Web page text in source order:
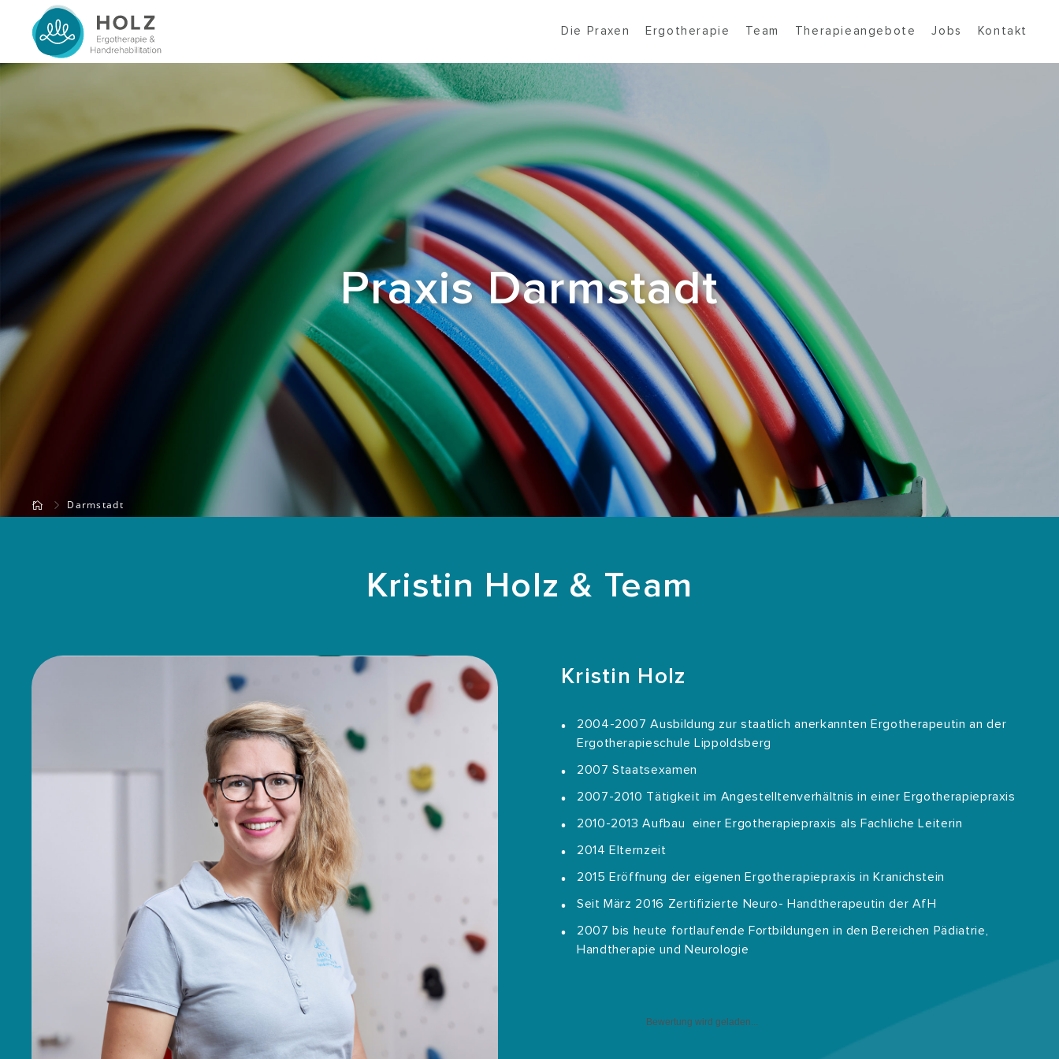
Die Praxen Ergotherapie Team Therapieangebote Jobs Kontakt
Praxis Darmstadt
Darmstadt
Kristin Holz & Team
Kristin Holz
2004-2007 Ausbildung zur staatlich anerkannten Ergotherapeutin an der
Ergotherapieschule Lippoldsberg
2007 Staatsexamen
2007-2010 Tätigkeit im Angestelltenverhältnis in einer Ergotherapiepraxis
2010-2013 Aufbau einer Ergotherapiepraxis als Fachliche Leiterin
2014 Elternzeit
2015 Eröffnung der eigenen Ergotherapiepraxis in Kranichstein
Seit März 2016 Zertifizierte Neuro- Handtherapeutin der AfH
2007 bis heute fortlaufende Fortbildungen in den Bereichen Pädiatrie,
Handtherapie und Neurologie
Bewertung wird geladen...